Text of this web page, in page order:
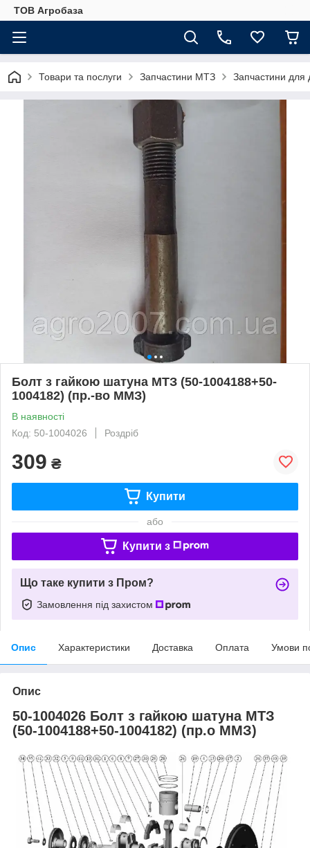
ТОВ Агробаза
Товари та послуги Запчастини МТЗ Запчастини для
Болт з гайкою шатуна МТЗ (50-1004188+50-
1004182) (пр.-во ММЗ)
В наявності
Код: 50-1004026
Роздріб
309 ₴
Купити
або
Купити з
Що таке купити з Пром?
Замовлення під захистом
Опис Характеристики Доставка Оплата Умови
Опис
50-1004026 Болт з гайкою шатуна МТЗ
(50-1004188+50-1004182) (пр.о ММЗ)